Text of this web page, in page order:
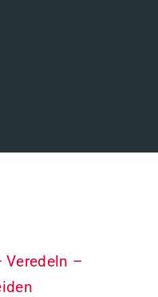
Veredeln –